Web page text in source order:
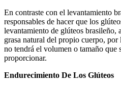
En contraste con el levantamiento
responsables de hacer que los
levantamiento de glúteos brasileño,
grasa natural del propio cuerpo,
no tendrá el volumen o tamaño que
proporcionar.
Endurecimiento De Los Glúteos